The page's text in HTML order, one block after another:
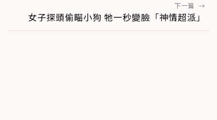
下一篇 →
女子探頭偷瞄小狗 牠一秒變臉「神情超派」